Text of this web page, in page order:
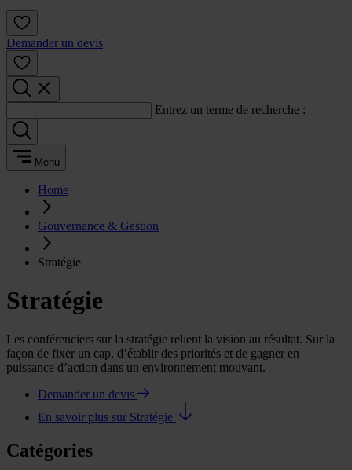
Demander un devis
Entrez un terme de recherche :
Menu
Home
Gouvernance & Gestion
Stratégie
Stratégie
Les conférenciers sur la stratégie relient la vision au résultat. Sur la
façon de fixer un cap, d’établir des priorités et de gagner en
puissance d’action dans un environnement mouvant.
Demander un devis
En savoir plus sur Stratégie
Catégories